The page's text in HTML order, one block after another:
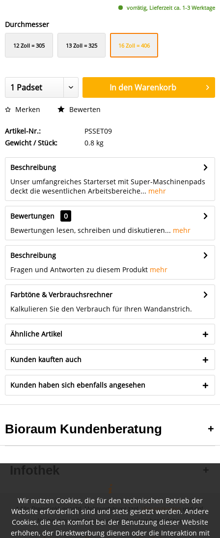
vorrätig, Lieferzeit ca. 1-3 Werktage
Durchmesser
12 Zoll = 305 13 Zoll = 325 16 Zoll = 406
In denWarenkorb
Merken Bewerten
Artikel-Nr.:
PSSET09
Gewicht / Stück:
0.8 kg
Beschreibung
Unser umfangreiches Starterset mit Super-Maschinenpads
deckt die wesentlichen Arbeitsbereiche... mehr
Bewertungen
0
Bewertungen lesen, schreiben und diskutieren... mehr
Beschreibung
Fragen und Antworten zu diesem Produkt mehr
Farbtöne & Verbrauchsrechner
Kalkulieren Sie den Verbrauch für Ihren Wandanstrich.
Ähnliche Artikel
Kunden kauften auch
Kunden haben sich ebenfalls angesehen
Bioraum Kundenberatung
Infothek
* Alle Preise inkl. gesetzl. Mehrwertsteuer zzgl.Versandkosten
und ggf.
Nachnahmegebühren, wenn nicht anders beschrieben
Wir nutzen Cookies, die für den technischen Betrieb der
Website erforderlich sind und stets gesetzt werden. Andere
Cookies, die den Komfort bei der Benutzung dieser Website
erhöhen, der Direktwerbung dienen oder die Interaktion mit